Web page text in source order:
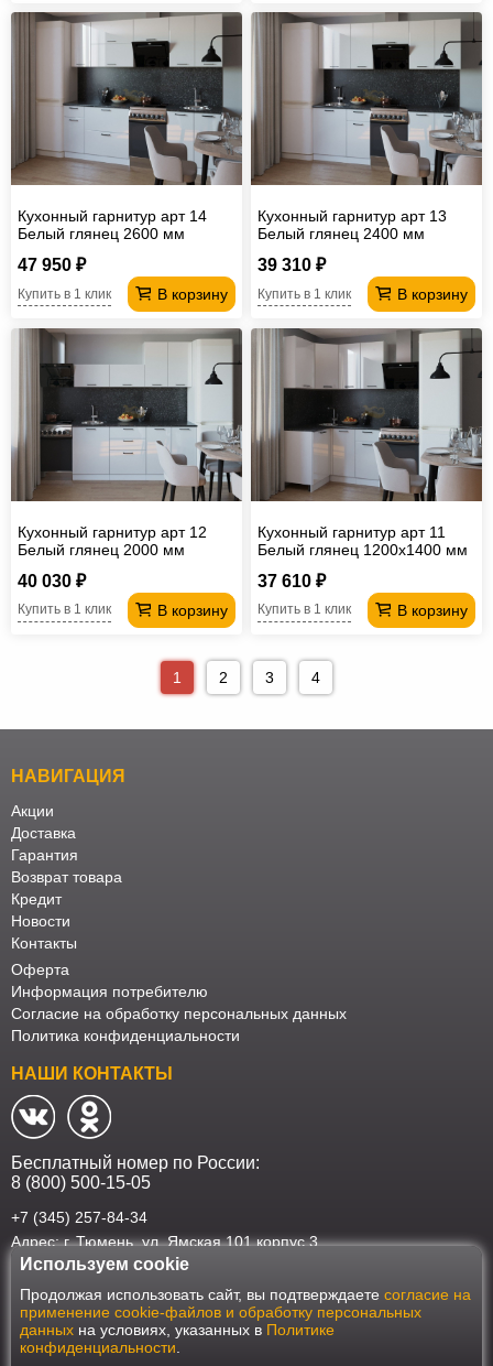
Кухонный гарнитур арт 14
Белый глянец 2600 мм
47 950 ₽
В корзину
Купить в 1 клик
Кухонный гарнитур арт 13
Белый глянец 2400 мм
39 310 ₽
В корзину
Купить в 1 клик
Кухонный гарнитур арт 12
Белый глянец 2000 мм
40 030 ₽
В корзину
Купить в 1 клик
Кухонный гарнитур арт 11
Белый глянец 1200х1400 мм
37 610 ₽
В корзину
Купить в 1 клик
1 2 3 4
НАВИГАЦИЯ
Акции
Доставка
Гарантия
Возврат товара
Кредит
Новости
Контакты
Оферта
Информация потребителю
Согласие на обработку персональных данных
Политика конфиденциальности
НАШИ КОНТАКТЫ
Бесплатный номер по России:
8 (800) 500-15-05
+7 (345) 257-84-34
Адрес: г. Тюмень, ул. Ямская 101 корпус 3
Наш интернет-магазин работает в соответствии с требованиями
Федерального закона от 27 июля 2006 года №152-ФЗ "О персональных
данных". Оформить заказ на сайте Мебеласка возможно только при
наличии согласия на обработку Ваших персональных данных. Для
улучшения работы сайта и его взаимодействия с пользователями мы
Используем cookie
Продолжая использовать сайт, вы подтверждаете согласие на
применение cookie-файлов и обработку персональных
данных на условиях, указанных в Политике
конфиденциальности